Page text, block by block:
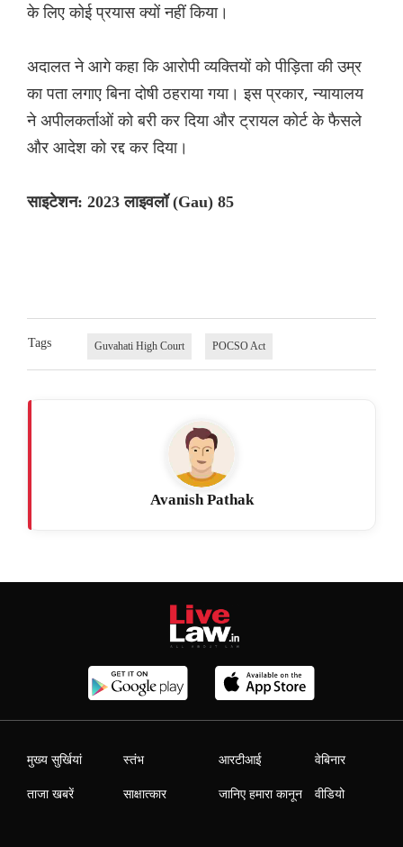
के लिए कोई प्रयास क्यों नहीं किया।
अदालत ने आगे कहा कि आरोपी व्यक्तियों को पीड़िता की उम्र
का पता लगाए बिना दोषी ठहराया गया। इस प्रकार, न्यायालय
ने अपीलकर्ताओं को बरी कर दिया और ट्रायल कोर्ट के फैसले
और आदेश को रद्द कर दिया।
साइटेशन: 2023 लाइवलॉ (Gau) 85
Tags Guvahati High Court POCSO Act
Avanish Pathak
मुख्य सुर्खियां
ताजा खबरें
स्तंभ
साक्षात्कार
आरटीआई
जानिए हमारा कानून
वेबिनार
वीडियो